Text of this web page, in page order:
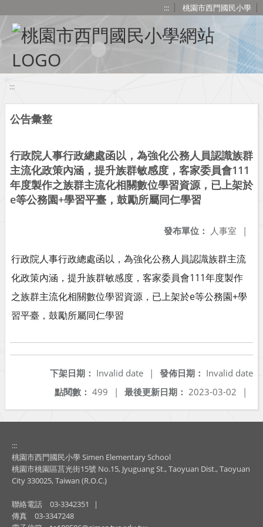
::: 桃園市西門國民小學
:::
公告彙整
行政院人事行政總處函以，為強化公務人員認識族群
主流化政策內涵，提升族群敏感度，客家委員會111
年度製作之族群主流化相關數位學習資源，已上架於
e等公務園+學習平臺，鼓勵所屬同仁學習
發布單位： 人事室 |
行政院人事行政總處函以，為強化公務人員認識族群主流
化政策內涵，提升族群敏感度，客家委員會111年度製作
之族群主流化相關數位學習資源，已上架於e等公務園+學
習平臺，鼓勵所屬同仁學習
發佈日期： Invalid date
下架日期： Invalid date
|
最後更新日期： 2023-03-02 |
點閱數： 499 |
:::
桃園市西門國民小學 Simen Elementary School
桃園市桃園區莒光街15號 No.15, Jyuguang St., Taoyuan Dist., Taoyuan
City 330025, Taiwan (R.O.C.)
聯絡電話 03-3342351
|
傳真
03-3347248